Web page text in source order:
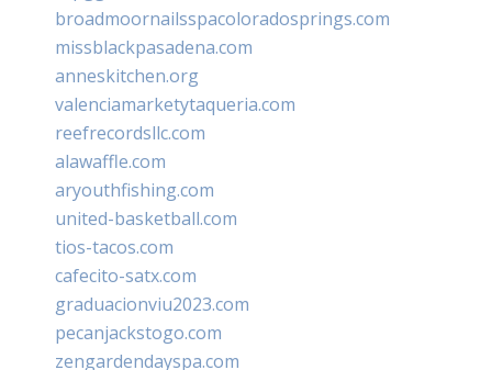
broadmoornailsspacoloradosprings.com
missblackpasadena.com
anneskitchen.org
valenciamarketytaqueria.com
reefrecordsllc.com
alawaffle.com
aryouthfishing.com
united-basketball.com
tios-tacos.com
cafecito-satx.com
graduacionviu2023.com
pecanjackstogo.com
zengardendayspa.com